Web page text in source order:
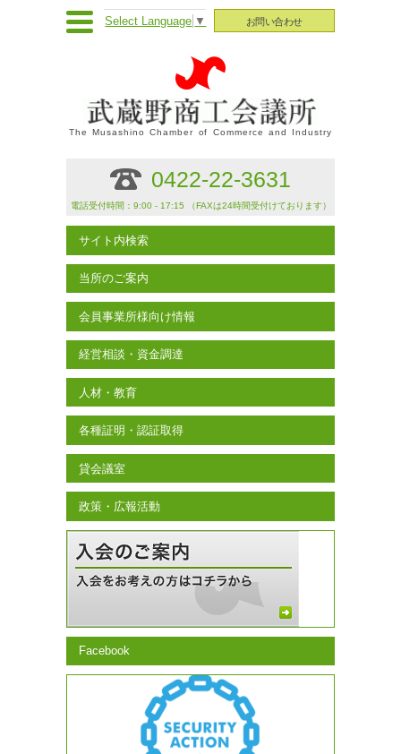
お問い合わせ
Select Language ▼
The Musashino Chamber of Commerce and Industry
0422-22-3631
電話受付時間：9:00 - 17:15 （FAXは24時間受付けております）
サイト内検索
当所のご案内
会員事業所様向け情報
経営相談・資金調達
人材・教育
各種証明・認証取得
貸会議室
政策・広報活動
Facebook